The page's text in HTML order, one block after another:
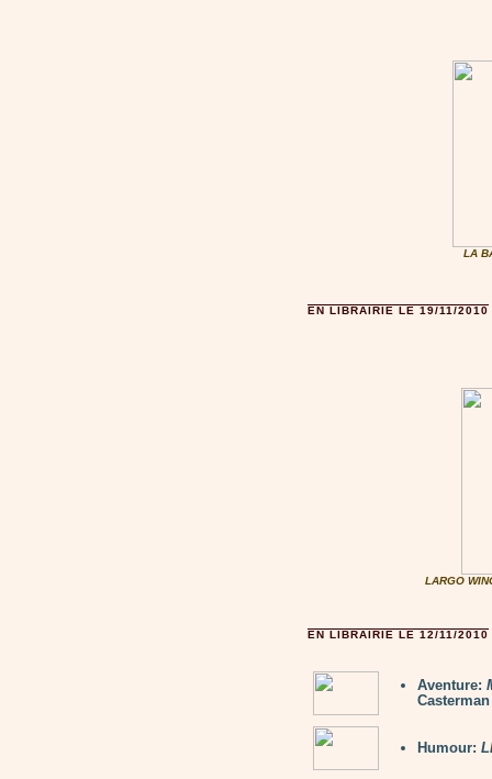
LA
EN LIBRAIRIE LE 19/11/2010
LARGO
EN LIBRAIRIE LE 12/11/2010
Aventure:
Casterman
Humour: